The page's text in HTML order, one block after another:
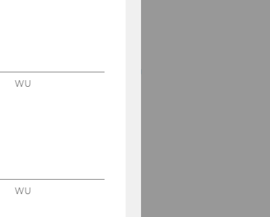
Symposium „Verjährung
04.-06.12.2023
WU
WU